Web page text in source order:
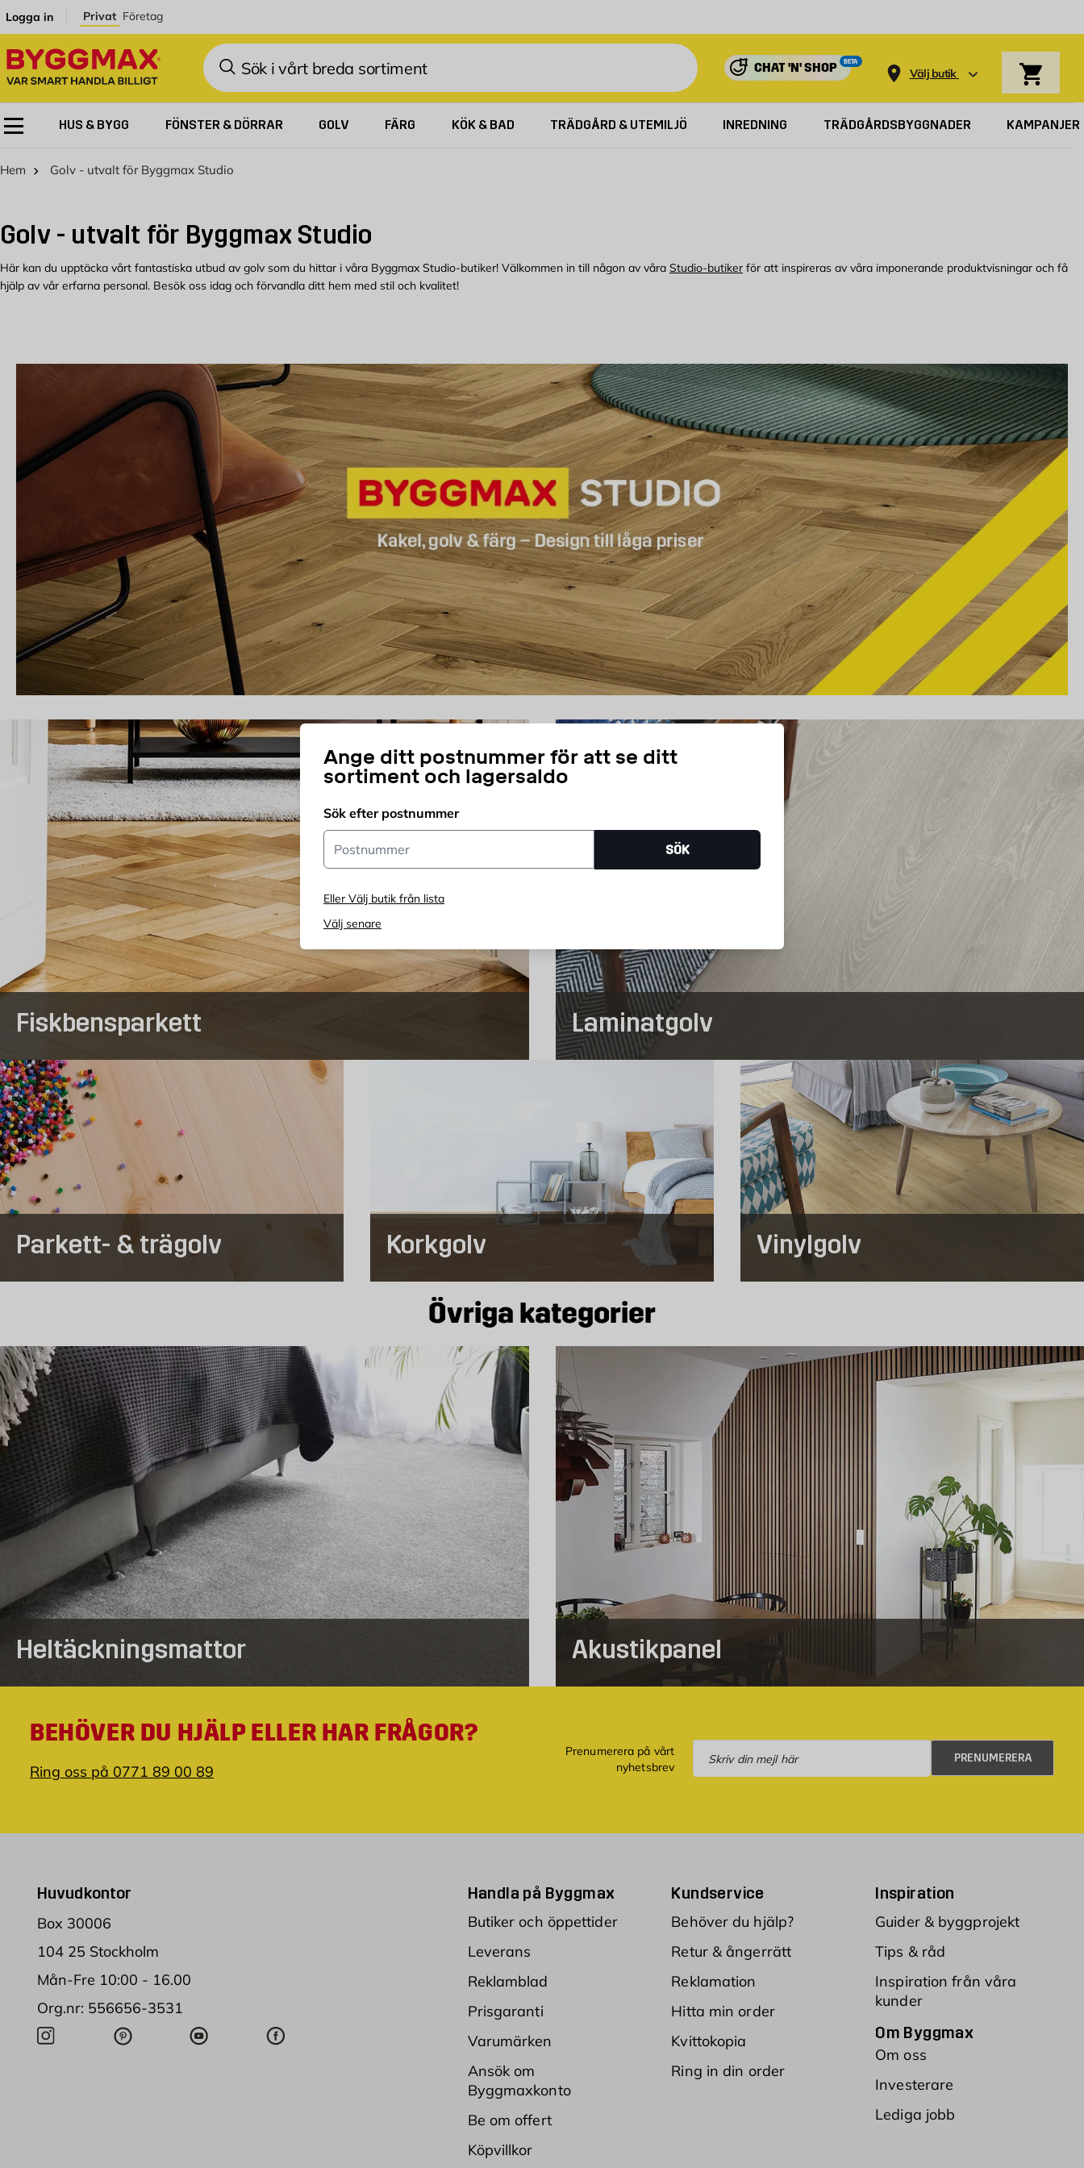
Logga in Privat Företag
Sök
CHAT 'N' SHOP
BETA
Välj butik
Ange ditt postnummer för att se ditt
sortiment och lagersaldo
Sök efter postnummer
Postnummer
SÖK
Eller Välj butik från lista
Välj senare
HUS & BYGG FÖNSTER & DÖRRAR GOLV FÄRG KÖK & BAD TRÄDGÅRD & UTEMILJÖ INREDNING TRÄDGÅRDSBYGGNADER KAMPANJER
Hem Golv - utvalt för Byggmax Studio
Golv - utvalt för Byggmax Studio
Här kan du upptäcka vårt fantastiska utbud av golv som du hittar i våra Byggmax Studio-butiker! Välkommen in till någon av våra Studio-butiker för att inspireras av våra imponerande produktvisningar och få
hjälp av vår erfarna personal. Besök oss idag och förvandla ditt hem med stil och kvalitet!
Fiskbensparkett Laminatgolv
Parkett- & trägolv Korkgolv Vinylgolv
Övriga kategorier
Heltäckningsmattor Akustikpanel
BEHÖVER DU HJÄLP ELLER HAR FRÅGOR?
Ring oss på 0771 89 00 89
Prenumerera på vårt
nyhetsbrev
PRENUMERERA
Huvudkontor
Box 30006
104 25 Stockholm
Mån-Fre 10:00 - 16.00
Org.nr: 556656-3531
Handla på Byggmax
Butiker och öppettider
Leverans
Reklamblad
Prisgaranti
Varumärken
Ansök om
Byggmaxkonto
Be om offert
Köpvillkor
Kundservice
Behöver du hjälp?
Retur & ångerrätt
Reklamation
Hitta min order
Kvittokopia
Ring in din order
Inspiration
Guider & byggprojekt
Tips & råd
Inspiration från våra
kunder
Om Byggmax
Om oss
Investerare
Lediga jobb